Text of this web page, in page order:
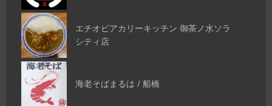
エチオピアカリーキッチン 御茶ノ水ソラ
シティ店
海老そばまるは / 船橋